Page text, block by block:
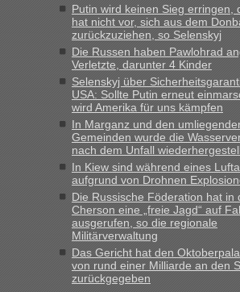
Putin wird keinen Sieg erringen,
hat nicht vor, sich aus dem
zurückzuziehen, so Selenskyj
Die Russen haben Pawlohrad
Verletzte, darunter 4 Kinder
Selenskyj über
USA: Sollte Putin erneut
wird Amerika für uns kämpfen
In Marganz und den
Gemeinden wurde die
nach dem Unfall
In Kiew sind während eines
aufgrund von Drohnen
Die Russische Föderation hat in
Cherson eine „freie Jagd“ auf
ausgerufen, so die regionale
Militärverwaltung
Das Gericht hat den
von rund einer Milliarde an den
zurückgegeben